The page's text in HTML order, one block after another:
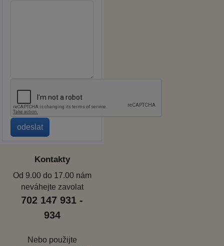
Kontakty
Od 9.00 do 17.00 nám
neváhejte zavolat
702 147 931 -
934
Nebo použijte